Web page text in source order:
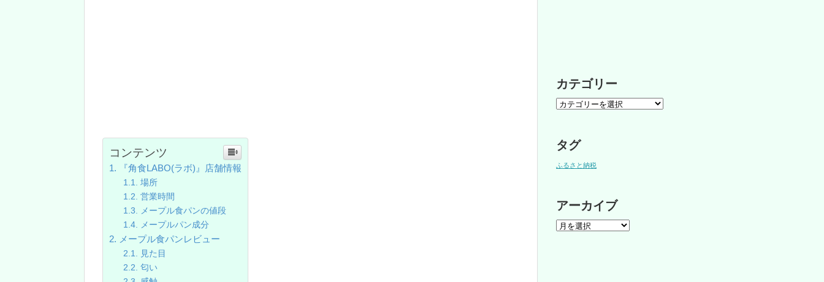
コンテンツ
『角食LABO(ラボ)』店舗情報
場所
営業時間
メープル食パンの値段
メープルパン成分
メープル食パンレビュー
見た目
匂い
カテゴリー
タグ
ふるさと納税
アーカイブ